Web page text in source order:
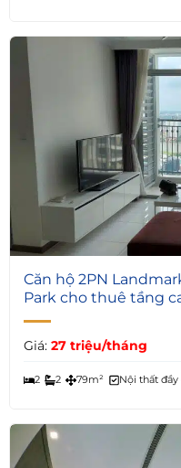
3
Căn hộ 2PN
Park cho thuê tầng
Giá: 27 triệu/tháng
2 2 79m² Nội thất đầy